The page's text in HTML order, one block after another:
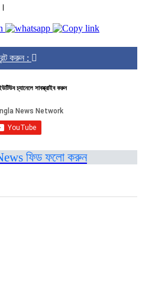
করুন :
চ্যানেলে সাবস্ক্রাইব করুন
ফিড ফলো করুন